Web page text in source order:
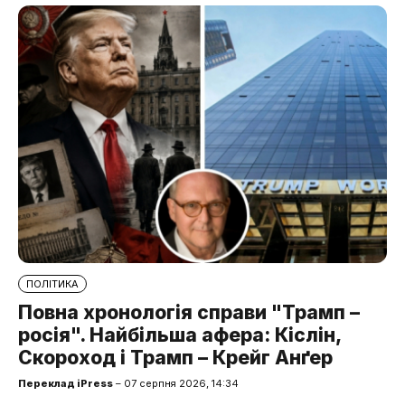
ПОЛІТИКА
Повна хронологія справи "Трамп –
росія". Найбільша афера: Кіслін,
Скороход і Трамп – Крейг Анґер
Переклад iPress – 07 серпня 2026, 14:34